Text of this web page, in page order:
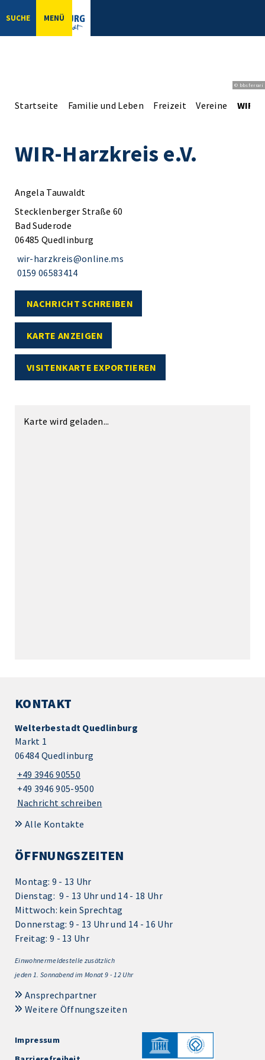
SUCHE MENÜ
© bbsferrari
Startseite Familie und Leben Freizeit Vereine WIR-
WIR-Harzkreis e.V.
Angela Tauwaldt
Stecklenberger Straße 60
Bad Suderode
06485 Quedlinburg
wir-harzkreis@online.ms
0159 06583414
NACHRICHT SCHREIBEN
KARTE ANZEIGEN
VISITENKARTE EXPORTIEREN
Karte wird geladen...
KONTAKT
Welterbestadt Quedlinburg
Markt 1
06484 Quedlinburg
+49 3946 90550
+49 3946 905-9500
Nachricht schreiben
Alle Kontakte
ÖFFNUNGSZEITEN
Montag: 9 - 13 Uhr
Dienstag: 9 - 13 Uhr und 14 - 18 Uhr
Mittwoch: kein Sprechtag
Donnerstag: 9 - 13 Uhr und 14 - 16 Uhr
Freitag: 9 - 13 Uhr
Einwohnermeldestelle zusätzlich
jeden 1. Sonnabend im Monat 9 - 12 Uhr
Ansprechpartner
Weitere Öffnungszeiten
Impressum